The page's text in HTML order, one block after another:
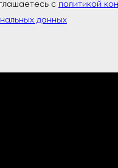
с политикой
данных